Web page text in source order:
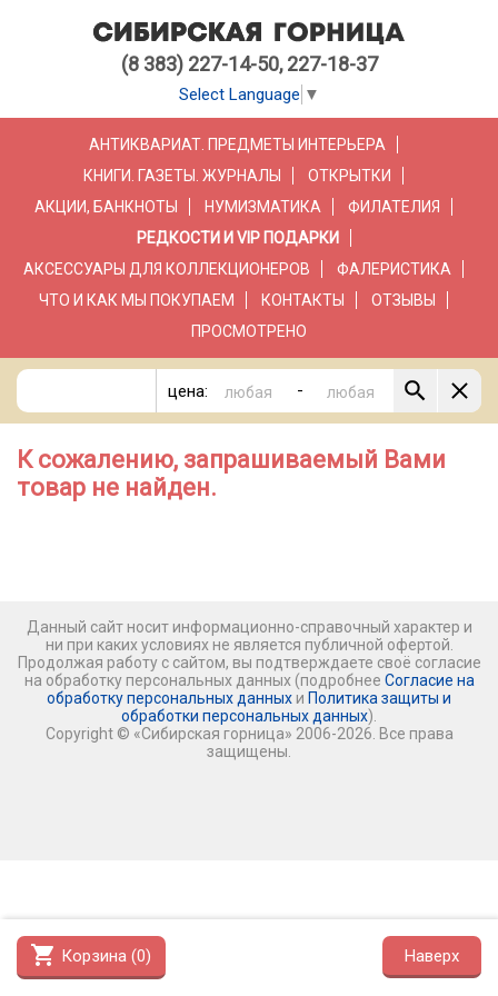
(8 383) 227-14-50, 227-18-37
Select Language ▼
АНТИКВАРИАТ. ПРЕДМЕТЫ ИНТЕРЬЕРА
КНИГИ. ГАЗЕТЫ. ЖУРНАЛЫ
ОТКРЫТКИ
АКЦИИ, БАНКНОТЫ
НУМИЗМАТИКА
ФИЛАТЕЛИЯ
РЕДКОСТИ И VIP ПОДАРКИ
АКСЕССУАРЫ ДЛЯ КОЛЛЕКЦИОНЕРОВ
ФАЛЕРИСТИКА
ЧТО И КАК МЫ ПОКУПАЕМ
КОНТАКТЫ
ОТЗЫВЫ
ПРОСМОТРЕНО
цена: -
shopping_cart Корзина (0) Наверх
К сожалению, запрашиваемый Вами
товар не найден.
Данный сайт носит информационно-справочный характер и
ни при каких условиях не является публичной офертой.
Продолжая работу с сайтом, вы подтверждаете своё согласие
на обработку персональных данных (подробнее Согласие на
обработку персональных данных и Политика защиты и
обработки персональных данных).
Copyright © «Сибирская горница» 2006-2026. Все права
защищены.